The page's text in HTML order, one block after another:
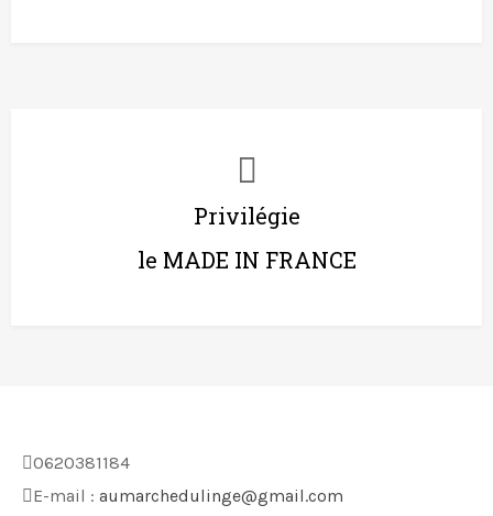
Privilégie
le MADE IN FRANCE
0620381184
E-mail : aumarchedulinge@gmail.com